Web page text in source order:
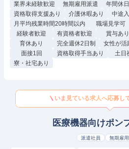
業界未経験歓迎 無期雇用派遣
年間休
資格取得支援あり
介護休暇あり 中途
月平均残業時間20時間以内
職場見学可
経験者歓迎
有資格者歓迎 賞与あり
育休あり
完全週休2日制 女性が活
面接1回
資格取得手当あり 土日
寮・社宅あり
いま見ている求人へ応募し
医療機器向けポン
派遣社員 無期雇